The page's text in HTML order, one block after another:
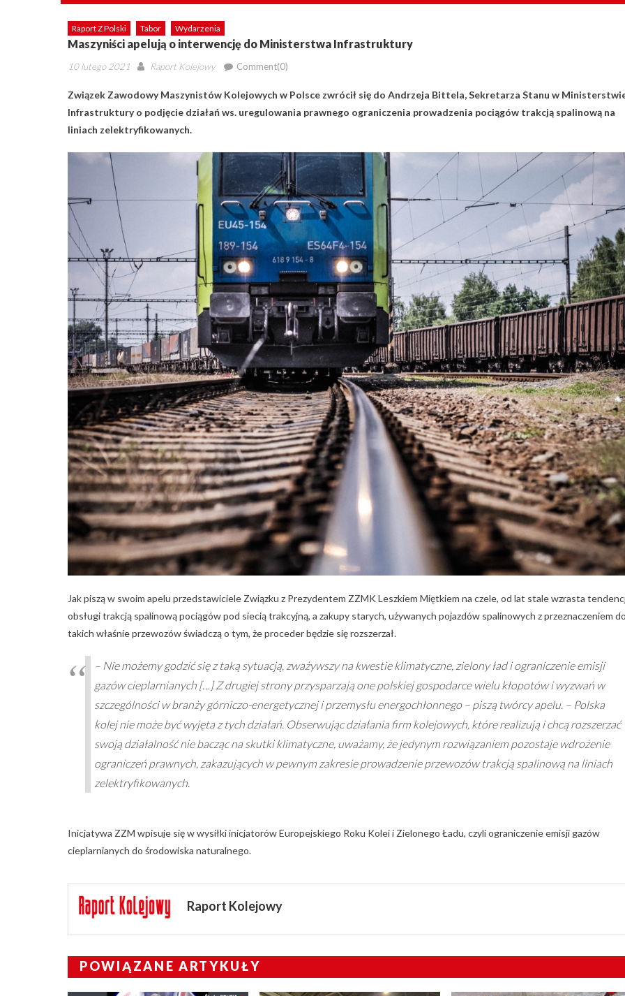
Raport Z Polski Tabor Wydarzenia
Maszyniści apelują o interwencję do Ministerstwa Infrastruktury
Posted
10 lutego 2021 Author
Raport Kolejowy Comment(0)
Związek Zawodowy Maszynistów Kolejowych w Polsce zwrócił się do Andrzeja Bittela, Sekretarza Stanu w
Infrastruktury o podjęcie działań ws. uregulowania prawnego ograniczenia prowadzenia pociągów trakcją spalinową na
liniach zelektryfikowanych.
Jak piszą w swoim apelu przedstawiciele Związku z Prezydentem ZZMK Leszkiem Miętkiem na czele, od lat stale wzrasta
obsługi trakcją spalinową pociągów pod siecią trakcyjną, a zakupy starych, używanych pojazdów spalinowych z przeznaczeniem
takich właśnie przewozów świadczą o tym, że proceder będzie się rozszerzał.
– Nie możemy godzić się z taką sytuacją, zważywszy na kwestie klimatyczne, zielony ład i ograniczenie emisji
gazów cieplarnianych […] Z drugiej strony przysparzają one polskiej gospodarce wielu kłopotów i wyzwań w
szczególności w branży górniczo-energetycznej i przemysłu energochłonnego – piszą twórcy apelu. – Polska
kolej nie może być wyjęta z tych działań. Obserwując działania firm kolejowych, które realizują i chcą rozszerzać
swoją działalność nie bacząc na skutki klimatyczne, uważamy, że jedynym rozwiązaniem pozostaje wdrożenie
ograniczeń prawnych, zakazujących w pewnym zakresie prowadzenie przewozów trakcją spalinową na liniach
zelektryfikowanych.
Inicjatywa ZZM wpisuje się w wysiłki inicjatorów Europejskiego Roku Kolei i Zielonego Ładu, czyli ograniczenie emisji gazów
cieplarnianych do środowiska naturalnego.
Raport Kolejowy
POWIĄZANE ARTYKUŁY